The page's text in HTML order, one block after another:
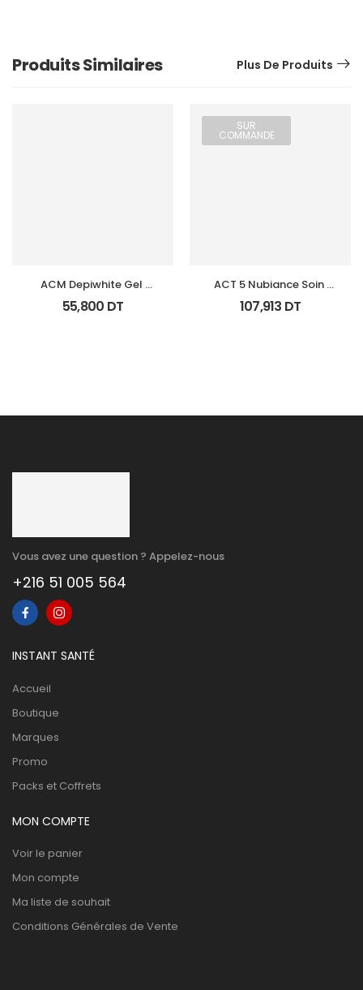
Produits Similaires Plus De Produits
ACM Depiwhite Gel
Contour Yeux Tb 15Ml
55,800 DT
SUR
COMMANDE
ACT 5 Nubiance Soin
Anti Imperfections 30Ml
107,913 DT
Vous avez une question ? Appelez-nous
+216 51 005 564
INSTANT SANTÉ
Accueil
Boutique
Marques
Promo
Packs et Coffrets
MON COMPTE
Voir le panier
Mon compte
Ma liste de souhait
Conditions Générales de Vente